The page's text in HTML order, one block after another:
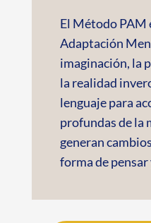
El Método PAM
Adaptación
imaginación, la
la realidad
lenguaje para
profundas de la
generan
forma de pensar